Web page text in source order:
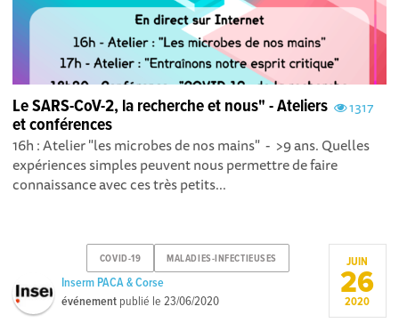
1317
Le SARS-CoV-2, la recherche et nous" - Ateliers
et conférences
16h : Atelier "les microbes de nos mains" - >9 ans. Quelles
expériences simples peuvent nous permettre de faire
connaissance avec ces très petits...
COVID-19 MALADIES-INFECTIEUSES
Inserm PACA & Corse
événement publié le23/06/2020
JUIN
26
2020